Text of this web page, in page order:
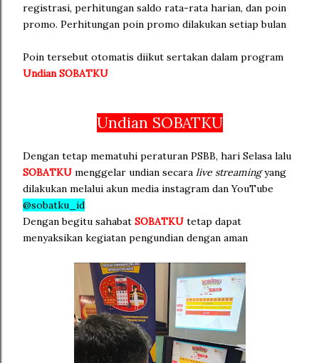
registrasi, perhitungan saldo rata-rata harian, dan poin
promo. Perhitungan poin promo dilakukan setiap bulan
Poin tersebut otomatis diikut sertakan dalam program
Undian SOBATKU
Undian SOBATKU
Dengan tetap mematuhi peraturan PSBB, hari Selasa lalu
SOBATKU menggelar undian secara live streamingyang
dilakukan melalui akun media instagram dan YouTube
@sobatku_id
Dengan begitu sahabat SOBATKU tetap dapat
menyaksikan kegiatan pengundian dengan aman